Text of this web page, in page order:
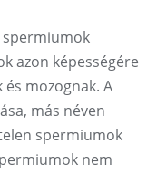
spermiumok
azon képességére
mozognak. A
más néven
spermiumok
nem